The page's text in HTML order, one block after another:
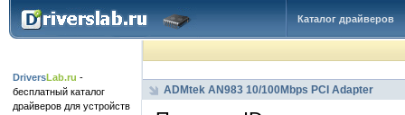
Каталог драйверов
DriversLab.ru -
бесплатный каталог
драйверов для устройств
ADMtek AN983 10/100Mbps PCI Adapter